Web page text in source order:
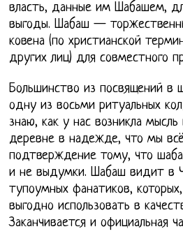
власть, данные им Шабашем,
выгоды. Шабаш —
ковена (по христианской
других лиц) для совместного
Большинство из посвящений в
одну из восьми ритуальных
знаю, как у нас возникла
деревне в надежде, что мы
подтверждение тому, что
и не выдумки. Шабаш видит в
тупоумных фанатиков,
выгодно использовать в
Заканчивается и официальная